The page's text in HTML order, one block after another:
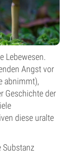
Lebewesen.
Angst vor
abnimmt),
Geschichte der
diese uralte
Substanz